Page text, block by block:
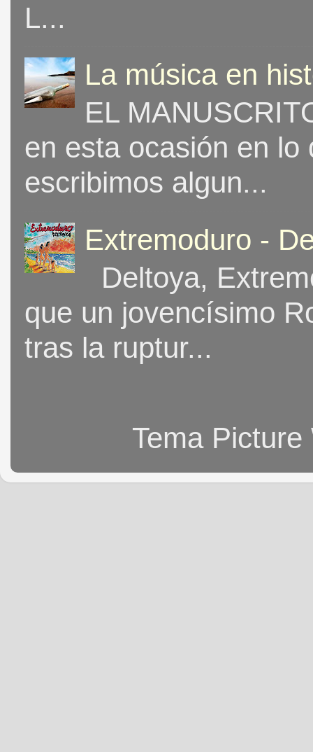
L...
La música en
EL
en esta ocasión en
escribimos algun...
Extremoduro -
Deltoya,
que un jovencísimo
tras la ruptur...
Tema